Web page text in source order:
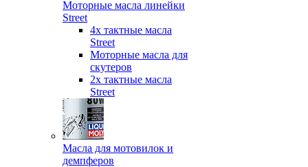
Моторные масла линейки
Street
4х тактные масла
Street
Моторные масла для
скутеров
2х тактные масла
Street
Масла для мотовилок и
демпферов